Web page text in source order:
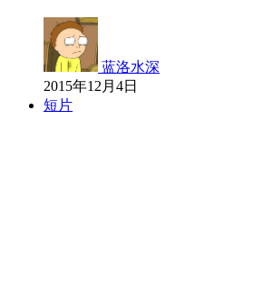
蓝洛水深
2015年12月4日
短片